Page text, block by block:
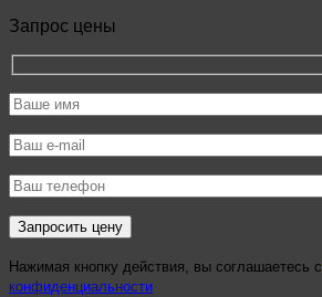
Запрос цены
Нажимая кнопку действия, вы соглашаетесь с
конфиденциальности